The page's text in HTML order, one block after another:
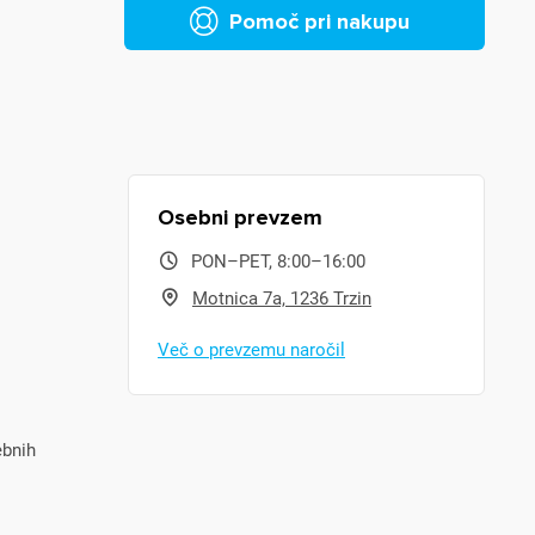
Pomoč pri nakupu
Osebni prevzem
PON–PET, 8:00–16:00
Motnica 7a, 1236 Trzin
Več o prevzemu naročil